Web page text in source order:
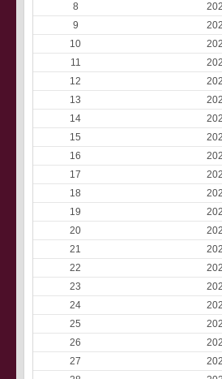
8
9
10
11
12
13
14
15
16
17
18
19
20
21
22
23
24
25
26
27